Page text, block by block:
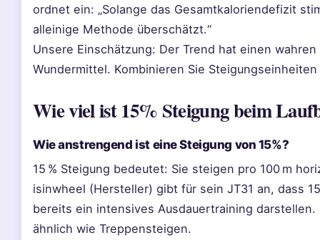
ordnet ein: „Solange das Gesamtkaloriendefizit
alleinige Methode überschätzt.“
Unsere Einschätzung: Der Trend hat einen
Wundermittel. Kombinieren Sie
Wie viel ist 15% Steigung beim
Wie anstrengend ist eine Steigung von 15%?
15 % Steigung bedeutet: Sie steigen pro 100 m
isinwheel (Hersteller) gibt für sein JT31 an, dass
bereits ein intensives Ausdauertraining
ähnlich wie Treppensteigen.